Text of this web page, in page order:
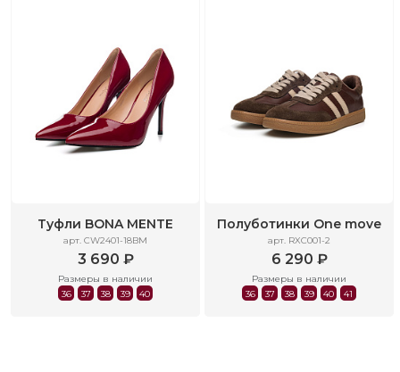
Туфли BONA MENTE
арт. CW2401-18BM
3 690 ₽
Размеры в наличии
36
37 38 39 40
Полуботинки One move
арт. RXC001-2
6 290 ₽
Размеры в наличии
36
37 38 39 40 41